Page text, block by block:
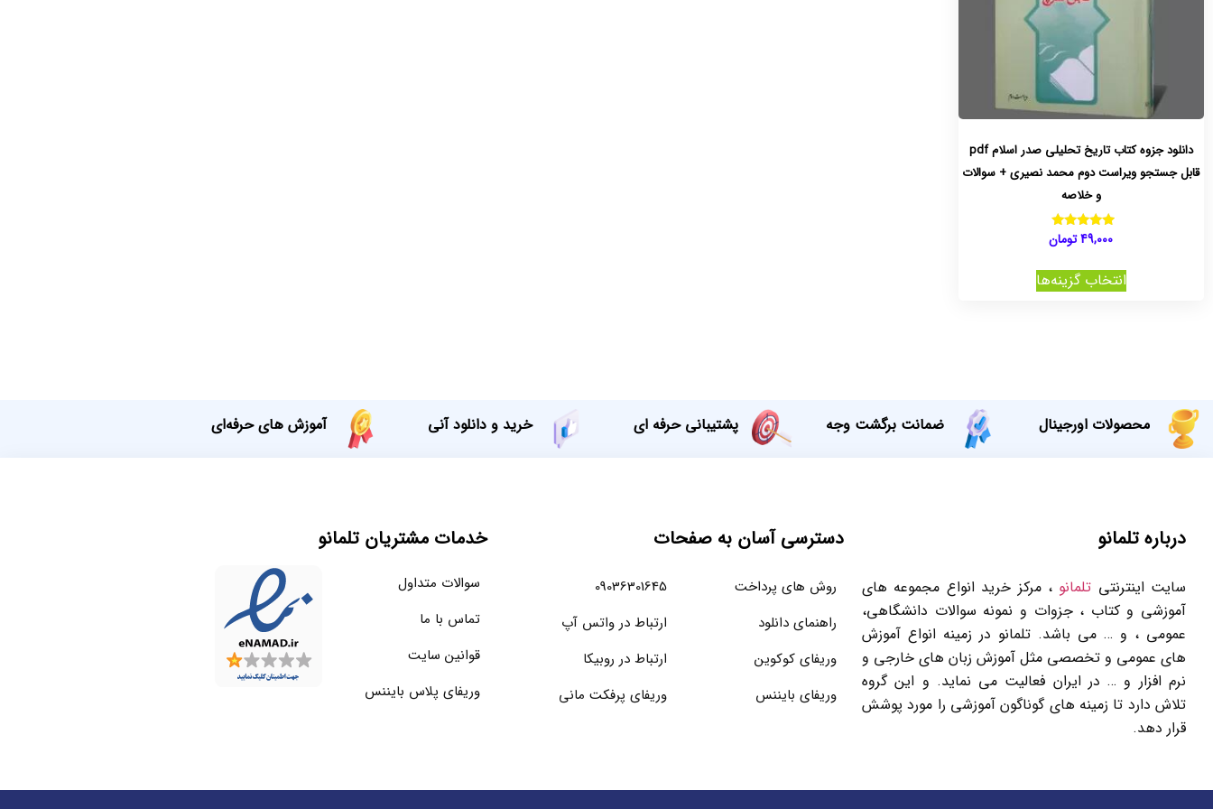
دانلود جزوه کتاب تاریخ تحلیلی صدر اسلام pdf
قابل جستجو ویراست دوم محمد نصیری + سوالات
و خلاصه
نمره
5.0049,000تومان
انتخاب گزینه‌ها
محصولات اورجینال ضمانت برگشت وجه پشتیبانی حرفه ای خرید و دانلود آنی آموزش های حرفه‌ای
درباره تلمانو
سایت اینترنتی تلمانو ، مرکز خرید انواع مجموعه های
آموزشی و کتاب ، جزوات و نمونه سوالات دانشگاهی،
عمومی ، و … می باشد. تلمانو در زمینه انواع آموزش
های عمومی و تخصصی مثل آموزش زبان های خارجی و
نرم افزار و … در ایران فعالیت می نماید. و این گروه
تلاش دارد تا زمینه های گوناگون آموزشی را مورد پوشش
قرار دهد.
دسترسی آسان به صفحات
روش های پرداخت
راهنمای دانلود
وریفای کوکوین
وریفای بایننس
09036301645
ارتباط در واتس آپ
ارتباط در روبیکا
وریفای پرفکت مانی
خدمات مشتریان تلمانو
سوالات متداول
تماس با ما
قوانین سایت
وریفای پلاس بایننس